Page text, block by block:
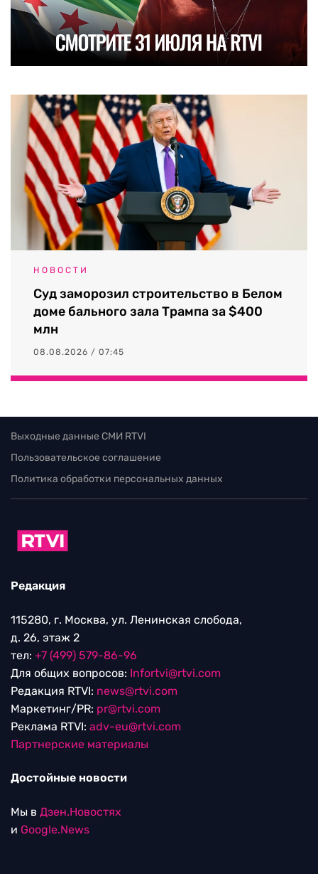
НОВОСТИ
Суд заморозил строительство в Белом
доме бального зала Трампа за $400
млн
08.08.2026 / 07:45
Выходные данные СМИ RTVI
Пользовательское соглашение
Политика обработки персональных данных
Редакция
115280, г. Москва, ул. Ленинская слобода,
д. 26, этаж 2
тел: +7 (499) 579-86-96
Для общих вопросов: Infortvi@rtvi.com
Редакция RTVI: news@rtvi.com
Маркетинг/PR: pr@rtvi.com
Реклама RTVI: adv-eu@rtvi.com
Партнерские материалы
Достойные новости
Мы в Дзен.Новостях
и Google.News